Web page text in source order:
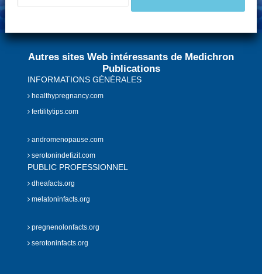
Autres sites Web intéressants de Medichron
Publications
INFORMATIONS GÉNÉRALES
healthypregnancy.com
fertilitytips.com
andromenopause.com
serotonindefizit.com
PUBLIC PROFESSIONNEL
dheafacts.org
melatoninfacts.org
pregnenolonfacts.org
serotoninfacts.org